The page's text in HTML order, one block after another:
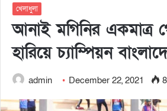
খেলাধুলা
আনাই মগিনির একমাত্র
হারিয়ে চ্যাম্পিয়ন
admin December 22, 2021